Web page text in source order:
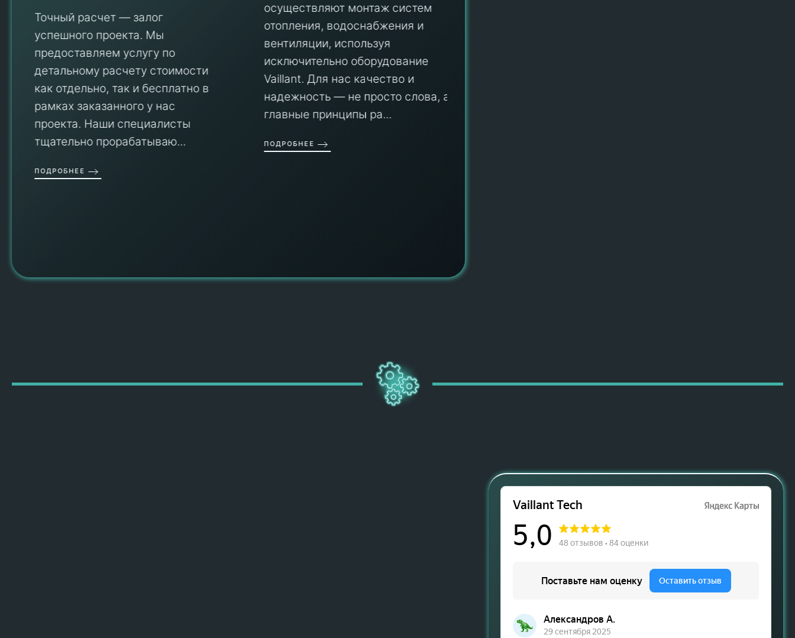
Точный расчет — залог
успешного проекта. Мы
предоставляем услугу по
детальному расчету стоимости
как отдельно, так и бесплатно в
рамках заказанного у нас
проекта. Наши специалисты
тщательно прорабатываю...
ПОДРОБНЕЕ
осуществляют монтаж систем
отопления, водоснабжения и
вентиляции, используя
исключительно оборудование
Vaillant. Для нас качество и
надежность — не просто слова, а
главные принципы ра...
ПОДРОБНЕЕ